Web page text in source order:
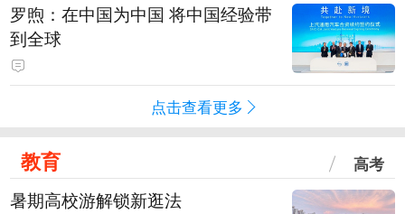
罗煦：在中国为中国 将中国经验带
到全球
点击查看更多
教育 高考
暑期高校游解锁新逛法